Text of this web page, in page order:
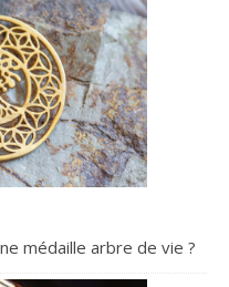
médaille arbre de vie ?